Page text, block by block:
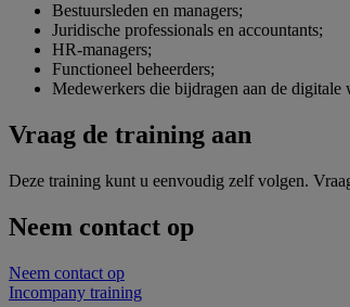
Bestuursleden en managers;
Juridische professionals en accountants;
HR-managers;
Functioneel beheerders;
Medewerkers die bijdragen aan de digitale
Vraag de training aan
Deze training kunt u eenvoudig zelf volgen.
Neem contact op
Neem contact op
Incompany training